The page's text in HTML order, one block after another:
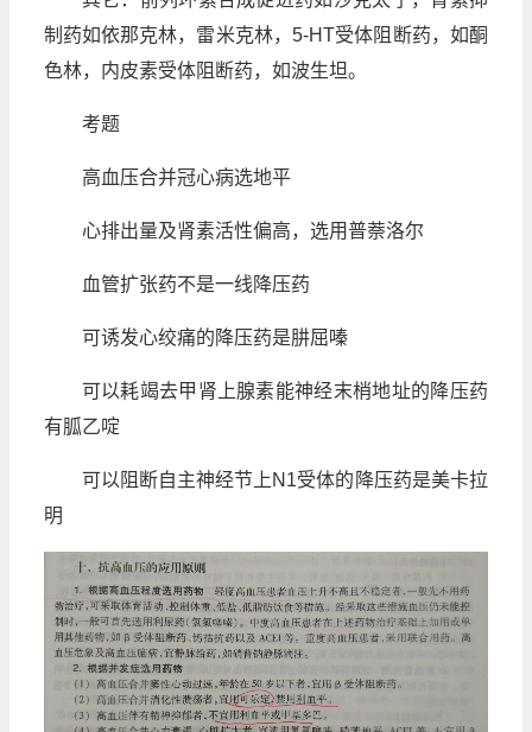
制药如依那克林，雷米克林，5-HT受体阻断药，如酮
色林，内皮素受体阻断药，如波生坦。
考题
高血压合并冠心病选地平
心排出量及肾素活性偏高，选用普萘洛尔
血管扩张药不是一线降压药
可诱发心绞痛的降压药是肼屈嗪
可以耗竭去甲肾上腺素能神经末梢地址的降压药
有胍乙啶
可以阻断自主神经节上N1受体的降压药是美卡拉
明